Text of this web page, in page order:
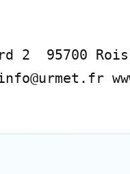
2  95700